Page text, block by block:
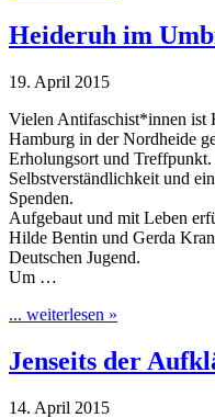
Heideruh im
19. April 2015
Vielen Antifaschist*innen
Hamburg in der Nordheide
Erholungsort und
Selbstverständlichkeit und
Spenden.
Aufgebaut und mit Leben
Hilde Bentin und Gerda
Deutschen Jugend.
Um …
... weiterlesen »
Jenseits der
14. April 2015